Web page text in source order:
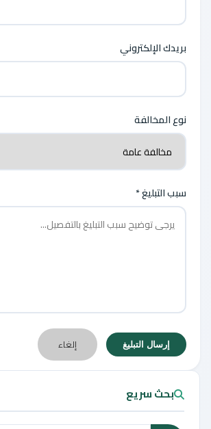
بريدك الإلكتروني
نوع المخالفة
سبب التبليغ *
إرسال التبليغ إلغاء
بحث سريع